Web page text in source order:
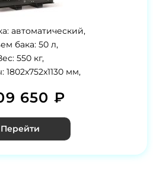
автоматический,
бака: 50 л,
550 кг,
1802x752x1130 мм,
650 ₽
Перейти